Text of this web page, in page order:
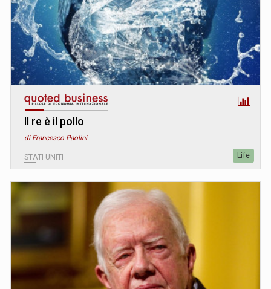
Il re è il pollo
di Francesco Paolini
STATI UNITI Life